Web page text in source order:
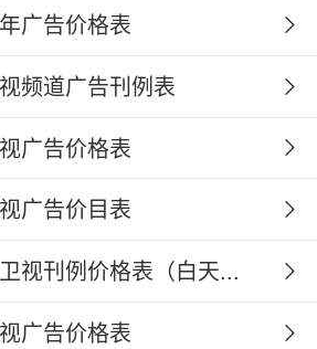
广告价格表
频道广告刊例表
广告价格表
广告价目表
视刊例价格表（白天...
广告价格表